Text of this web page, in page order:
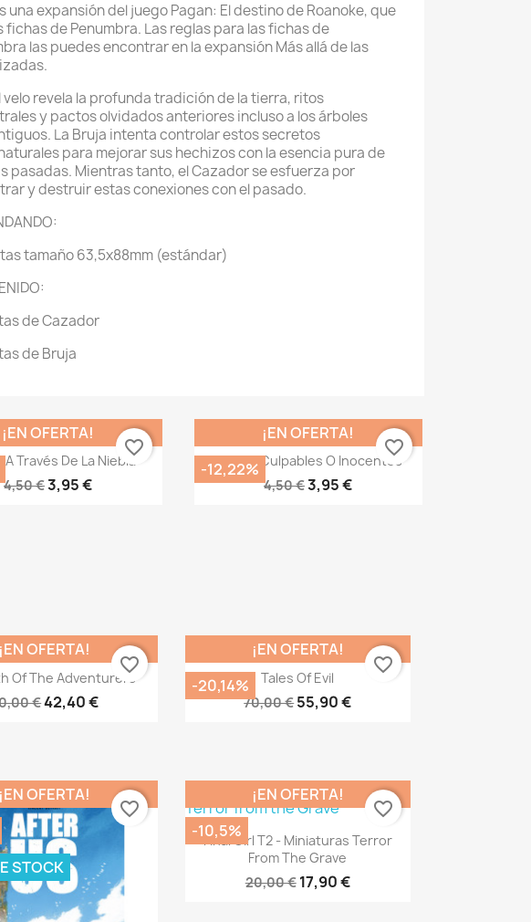
una expansión del juego Pagan: El destino de Roanoke, que
fichas de Penumbra. Las reglas para las fichas de
las puedes encontrar en la expansión Más allá de las
velo revela la profunda tradición de la tierra, ritos
y pactos olvidados anteriores incluso a los árboles
La Bruja intenta controlar estos secretos
para mejorar sus hechizos con la esencia pura de
pasadas. Mientras tanto, el Cazador se esfuerza por
y destruir estas conexiones con el pasado.
tamaño 63,5x88mm (estándar)
de Cazador
de Bruja
Vista rápida
A Través De La Niebla
4,50 €3,95 €
¡EN OFERTA!
favorite_border Vista rápida
Pagan: Culpables O Inocentes
4,50 €3,95 €
¡EN OFERTA!
-12,22%
favorite_border
Vista rápida
Of The Adventurers
€42,40 €
¡EN OFERTA!
favorite_border Vista rápida
Tales Of Evil
70,00 €55,90 €
¡EN OFERTA!
-20,14%
favorite_border
¡EN OFERTA!
STOCK
favorite_border
Vista rápida
Final Girl T2 - Miniaturas Terror
From The Grave
20,00 € 17,90 €
¡EN OFERTA!
-10,5%
favorite_border